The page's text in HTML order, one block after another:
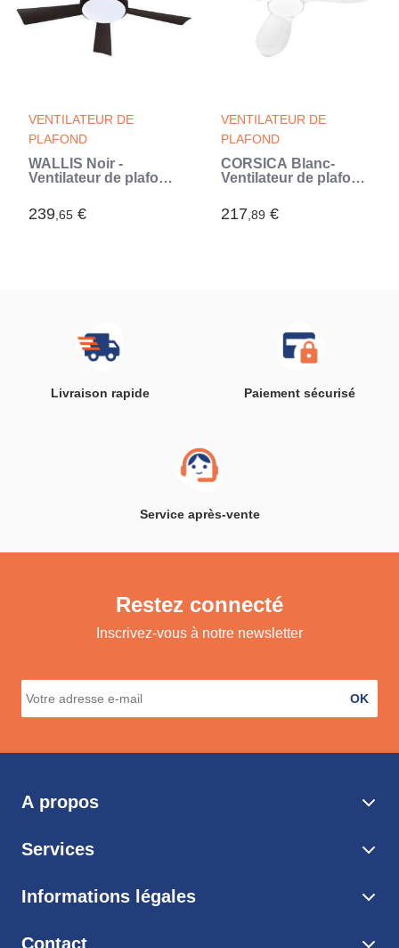
VENTILATEUR DE
PLAFOND
WALLIS Noir -
Ventilateur de plafond
éclairage LED (Noir)
239,65 €
VENTILATEUR DE
PLAFOND
CORSICA Blanc-
Ventilateur de plafond
éclairage LED (Noir)
217,89 €
Livraison rapide Paiement sécurisé
Service après-vente
Restez connecté
Inscrivez-vous à notre newsletter
OK
A propos
Services
Informations légales
Contact